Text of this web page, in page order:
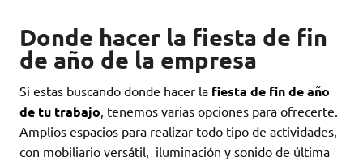
Donde hacer la fiesta de fin
de año de la empresa
Si estas buscando donde hacer la fiesta de fin de año
de tu trabajo, tenemos varias opciones para ofrecerte.
Amplios espacios para realizar todo tipo de actividades,
con mobiliario versátil, iluminación y sonido de última